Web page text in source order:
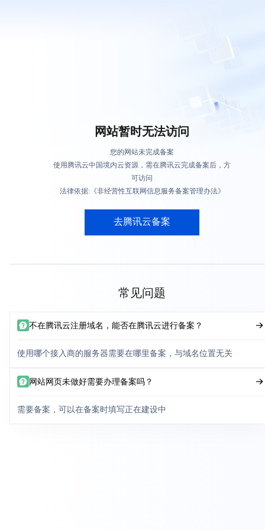
网站暂时无法访问
您的网站未完成备案
使用腾讯云中国境内云资源，需在腾讯云完成备案后，方
可访问
法律依据:《非经营性互联网信息服务备案管理办法》
去腾讯云备案
常见问题
不在腾讯云注册域名，能否在腾讯云进行备案？
使用哪个接入商的服务器需要在哪里备案，与域名位置无关
网站网页未做好需要办理备案吗？
需要备案，可以在备案时填写正在建设中